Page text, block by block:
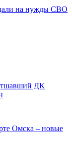
на нужды СВО
ДК
Омска – новые